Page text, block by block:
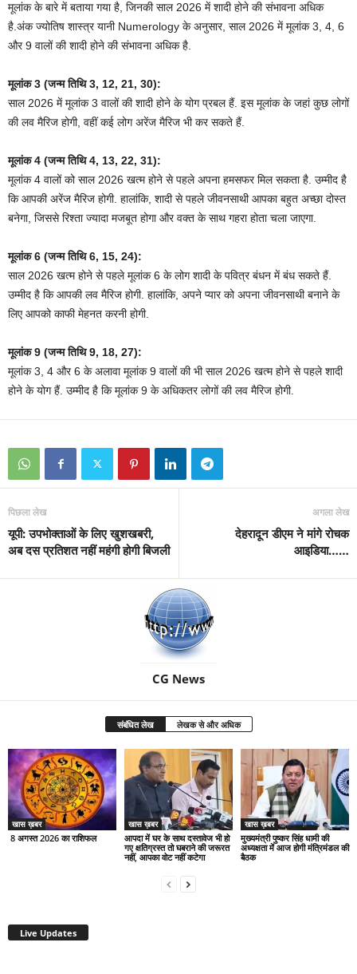
मूलांक के बारे में बताया गया है, जिनकी साल 2026 में शादी होने की संभावना अधिक
है.अंक ज्योतिष शास्त्र यानी Numerology के अनुसार, साल 2026 में मूलांक 3, 4, 6
और 9 वालों की शादी होने की संभावना अधिक है.
मूलांक 3 (जन्म तिथि 3, 12, 21, 30):
साल 2026 में मूलांक 3 वालों की शादी होने के योग प्रबल हैं. इस मूलांक के जहां कुछ लोगों
की लव मैरिज होगी, वहीं कई लोग अरेंज मैरिज भी कर सकते हैं.
मूलांक 4 (जन्म तिथि 4, 13, 22, 31):
मूलांक 4 वालों को साल 2026 खत्म होने से पहले अपना हमसफर मिल सकता है. उम्मीद है
कि आपकी अरेंज मैरिज होगी. हालांकि, शादी से पहले जीवनसाथी आपका बहुत अच्छा दोस्त
बनेगा, जिससे रिश्ता ज्यादा मजबूत होगा और वक्त के साथ गहरा होता चला जाएगा.
मूलांक 6 (जन्म तिथि 6, 15, 24):
साल 2026 खत्म होने से पहले मूलांक 6 के लोग शादी के पवित्र बंधन में बंध सकते हैं.
उम्मीद है कि आपकी लव मैरिज होगी. हालांकि, अपने प्यार को अपना जीवनसाथी बनाने के
लिए आपको काफी मेहनत करनी होगी.
मूलांक 9 (जन्म तिथि 9, 18, 27):
मूलांक 3, 4 और 6 के अलावा मूलांक 9 वालों की भी साल 2026 खत्म होने से पहले शादी
होने के योग हैं. उम्मीद है कि मूलांक 9 के अधिकतर लोगों की लव मैरिज होगी.
पिछला लेख
यूपी: उपभोक्ताओं के लिए खुशखबरी,
अब दस प्रतिशत नहीं महंगी होगी बिजली
अगला लेख
देहरादून डीएम ने मांगे रोचक
आइडिया……
CG News
संबंधित लेख लेखक से और अधिक
खास ख़बर
8 अगस्त 2026 का राशिफल
खास ख़बर
आपदा में घर के साथ दस्तावेज भी हो
गए क्षतिग्रस्त तो घबराने की जरूरत
नहीं, आपका वोट नहीं कटेगा
खास ख़बर
मुख्यमंत्री पुष्कर सिंह धामी की
अध्यक्षता में आज होगी मंत्रिमंडल की
बैठक
Live Updates